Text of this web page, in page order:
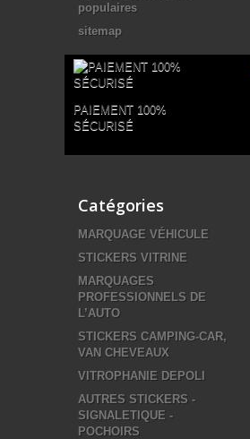
populaires
sitemap
PAIEMENT 100%
SÉCURISÉ
Catégories
MARQUAGE VÉHICULE
STICKERS VITRINE
MARQUAGES
PROFESSIONNELS DE
L’AUTO
STICKERS CAMPING-CAR,
VAN CHEVEAUX
VITROPHANIE DEPOLI
AUTRES STICKERS -
SIGNALETIQUE -
POCHOIRS